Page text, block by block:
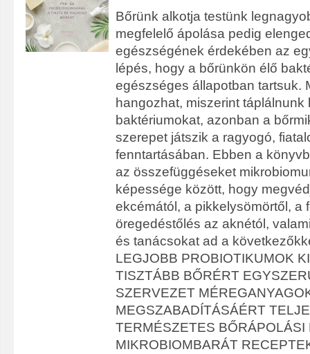
Bőrünk alkotja testünk
megfelelő ápolása pedig
egészségének érdekében az
lépés, hogy a bőrünkön élő
egészséges állapotban tartsuk.
hangozhat, miszerint
baktériumokat, azonban a
szerepet játszik a ragyogó,
fenntartásában. Ebben a
az összefüggéseket
képessége között, hogy
ekcémától, a pikkelysömörtől, a
öregedéstőlés az aknétól,
és tanácsokat ad a
LEGJOBB PROBIOTIKUMOK
TISZTÁBB BŐRÉRT
SZERVEZET
MEGSZABADÍTÁSÁÉRT
TERMÉSZETES BŐRÁPOLÁSI
MIKROBIOMBARÁT